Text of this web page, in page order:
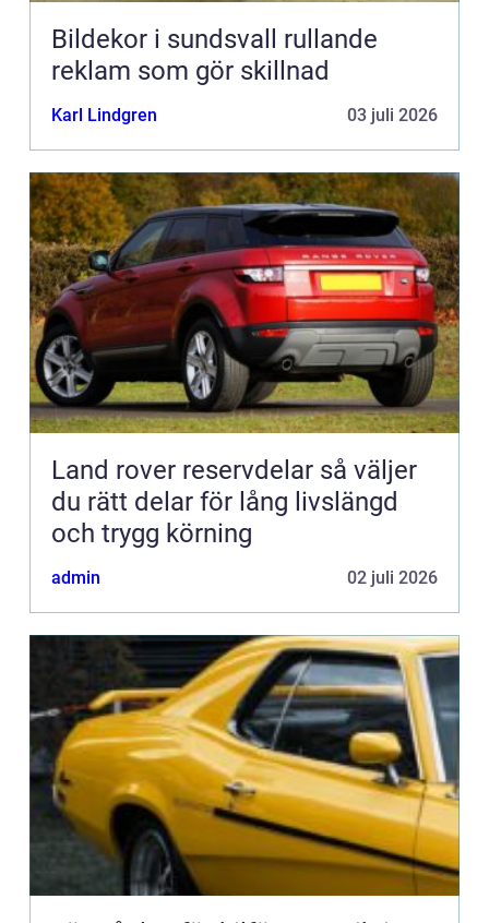
Bildekor i sundsvall rullande
reklam som gör skillnad
Karl Lindgren 03 juli 2026
Land rover reservdelar så väljer
du rätt delar för lång livslängd
och trygg körning
admin 02 juli 2026